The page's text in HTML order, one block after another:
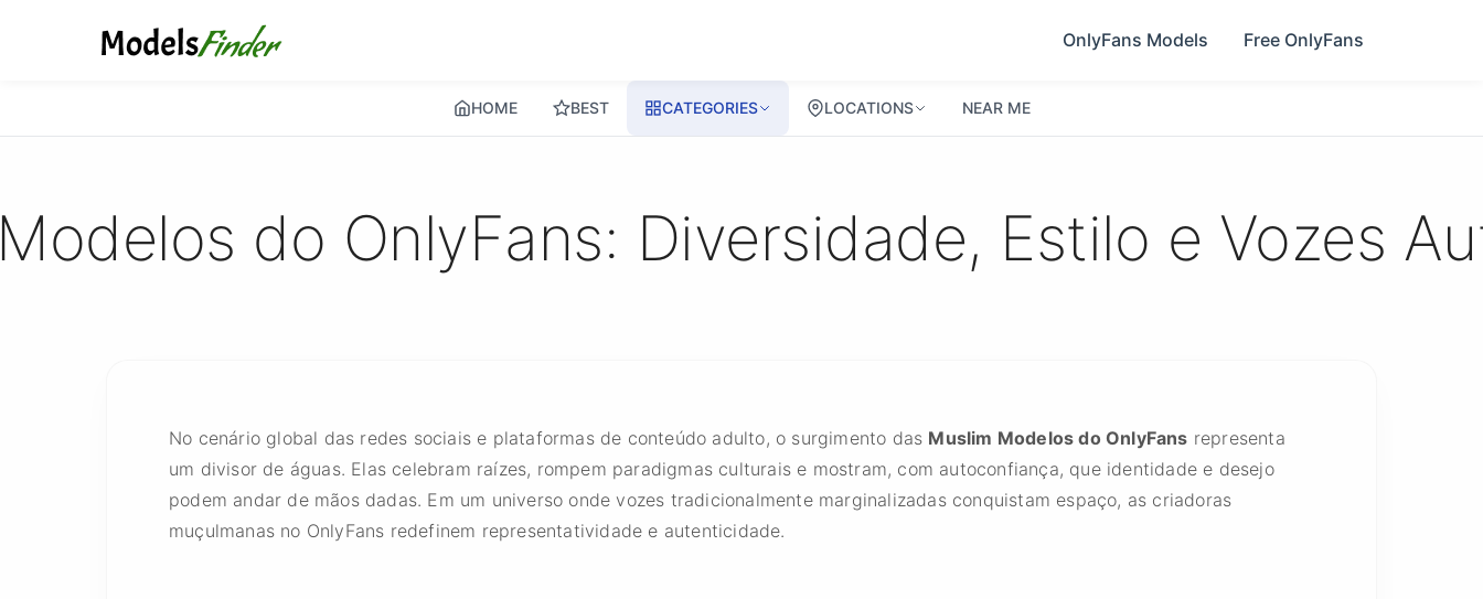
OnlyFans Models Free OnlyFans
HOME BEST CATEGORIES LOCATIONS NEAR ME
do OnlyFans: Diversidade, Estilo e Vozes
No cenário global das redes sociais e plataformas de conteúdo adulto, o surgimento das Muslim Modelos do OnlyFans representa
um divisor de águas. Elas celebram raízes, rompem paradigmas culturais e mostram, com autoconfiança, que identidade e desejo
podem andar de mãos dadas. Em um universo onde vozes tradicionalmente marginalizadas conquistam espaço, as criadoras
muçulmanas no OnlyFans redefinem representatividade e autenticidade.